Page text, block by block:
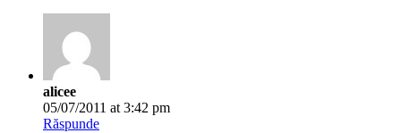
alicee
05/07/2011 at 3:42 pm
Răspunde